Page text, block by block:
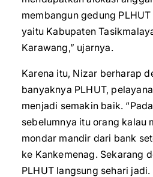
membangun gedung
yaitu Kabupaten
Karawang,” ujarnya.
Karena itu, Nizar berharap
banyaknya PLHUT,
menjadi semakin baik.
sebelumnya itu orang kalau
mondar mandir dari bank
ke Kankemenag. Sekarang
PLHUT langsung sehari